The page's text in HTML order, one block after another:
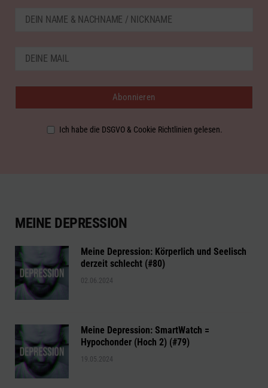
Ich habe die DSGVO & Cookie Richtlinien gelesen.
MEINE DEPRESSION
Meine Depression: Körperlich und Seelisch
derzeit schlecht (#80)
02.06.2024
Meine Depression: SmartWatch =
Hypochonder (Hoch 2) (#79)
19.05.2024